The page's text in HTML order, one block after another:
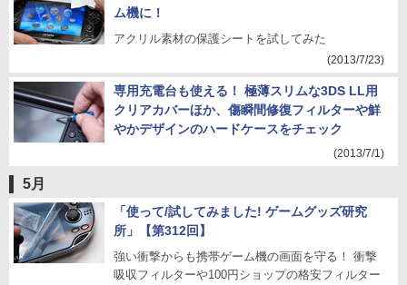
ム機に！
アクリル素材の保護シートを試してみた
(2013/7/23)
専用充電台も使える！ 極薄スリムな3DS LL用
クリアカバーほか、傷瞬間修復フィルターや鮮
やかデザインのハードケースをチェック
(2013/7/1)
5月
「使って/試してみました! ゲームグッズ研究
所」【第312回】
強い衝撃からも携帯ゲーム機の画面を守る！ 衝撃
吸収フィルターや100円ショップの格安フィルター